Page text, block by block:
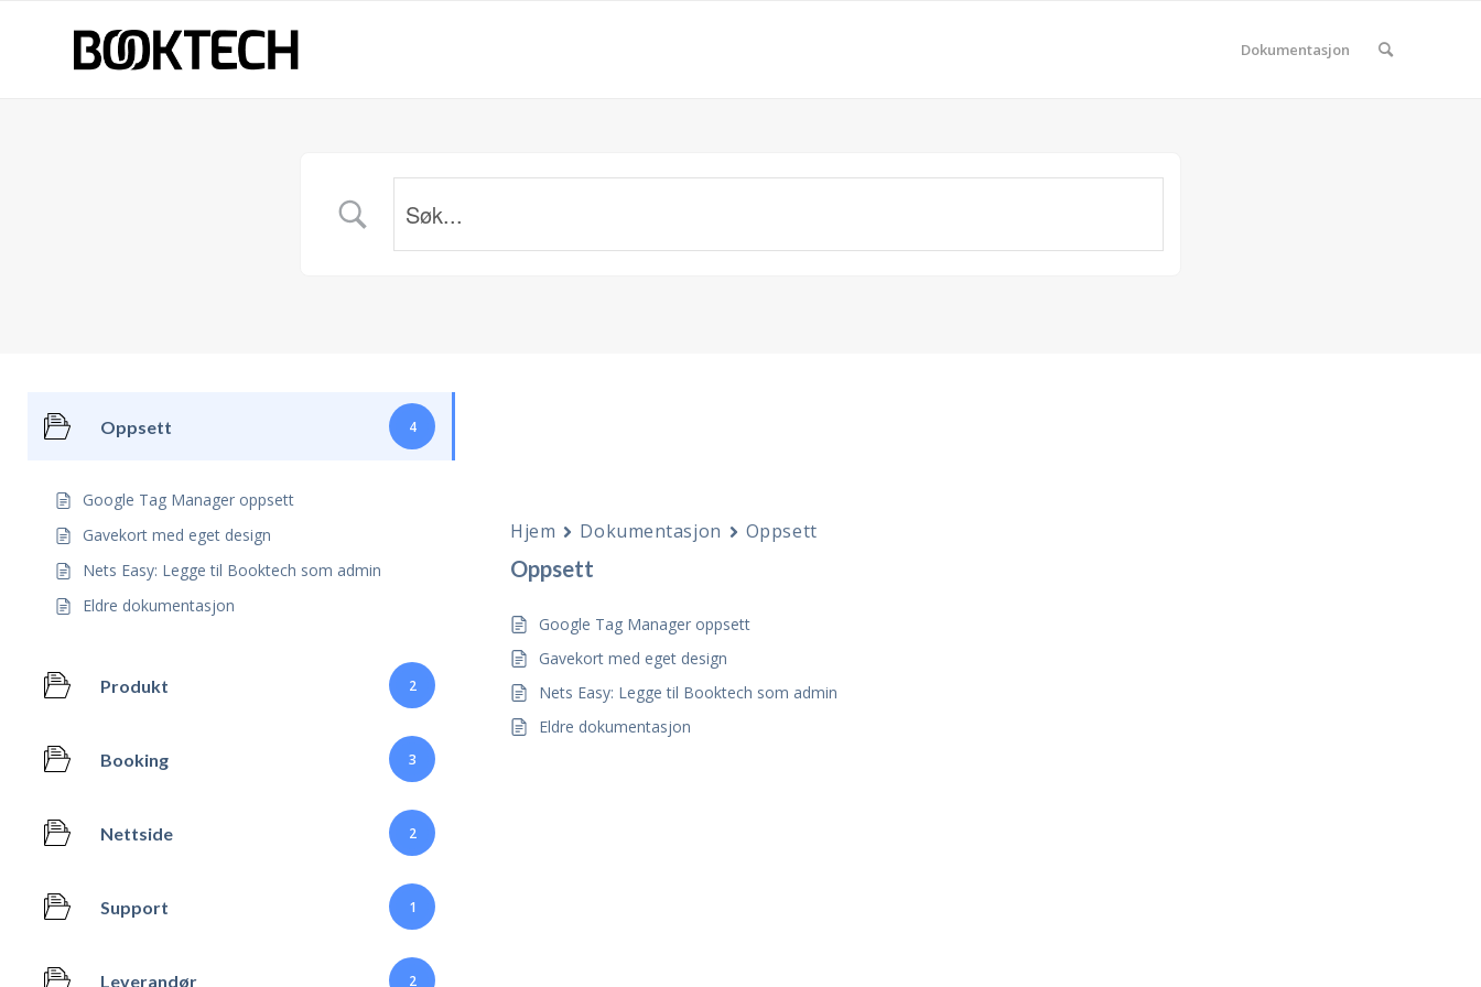
Dokumentasjon
Oppsett 4
Google Tag Manager oppsett
Gavekort med eget design
Nets Easy: Legge til Booktech som admin
Eldre dokumentasjon
Produkt 2
Booking 3
Nettside 2
Support 1
Leverandør 2
Hjem Dokumentasjon Oppsett
Oppsett
Google Tag Manager oppsett
Gavekort med eget design
Nets Easy: Legge til Booktech som admin
Eldre dokumentasjon